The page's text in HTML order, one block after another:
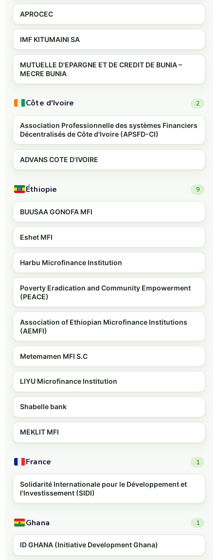
APROCEC
IMF KITUMAINI SA
MUTUELLE D'EPARGNE ET DE CREDIT DE BUNIA –
MECRE BUNIA
Côte d'Ivoire 2
Association Professionnelle des systèmes Financiers
Décentralisés de Côte d'Ivoire (APSFD-CI)
ADVANS COTE D'IVOIRE
Éthiopie 9
BUUSAA GONOFA MFI
Eshet MFI
Harbu Microfinance Institution
Poverty Eradication and Community Empowerment
(PEACE)
Association of Ethiopian Microfinance Institutions
(AEMFI)
Metemamen MFI S.C
LIYU Microfinance Institution
Shabelle bank
MEKLIT MFI
France 1
Solidarité Internationale pour le Développement et
l'Investissement (SIDI)
Ghana 1
ID GHANA (Initiative Development Ghana)